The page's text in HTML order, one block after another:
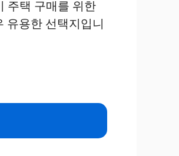
주택 구매를 위한
유용한 선택지입니